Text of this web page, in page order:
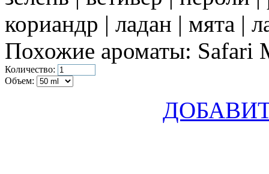
кориандр | ладан | мята |
Похожие ароматы: Safari
Количество:
Объем: